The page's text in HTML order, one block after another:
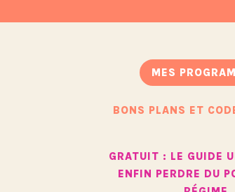
MES
BONS PLANS ET
GRATUIT : LE GUIDE
ENFIN PERDRE DU